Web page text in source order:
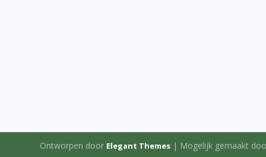
Ontworpen door Elegant Themes | Mogelijk gemaakt